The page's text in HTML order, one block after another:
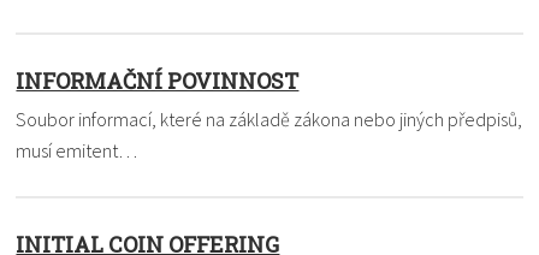
INFORMAČNÍ POVINNOST
Soubor informací, které na základě zákona nebo jiných předpisů,
musí emitent…
INITIAL COIN OFFERING